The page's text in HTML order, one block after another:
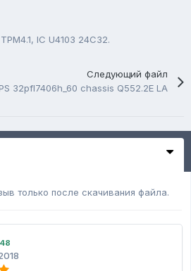
IC U4103 24C32.
Следующий файл
32pfl7406h_60 chassis Q552.2E LA
только после скачивания файла.